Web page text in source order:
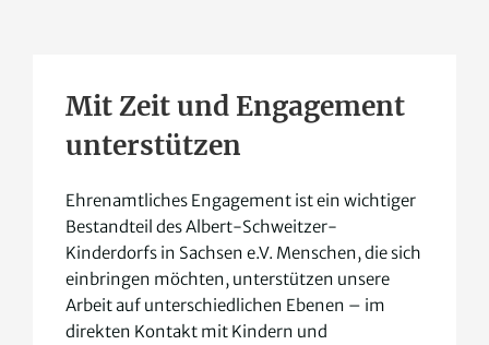
Mit Zeit und Engagement
unterstützen
Ehrenamtliches Engagement ist ein wichtiger
Bestandteil des Albert-Schweitzer-
Kinderdorfs in Sachsen e.V. Menschen, die sich
einbringen möchten, unterstützen unsere
Arbeit auf unterschiedlichen Ebenen – im
direkten Kontakt mit Kindern und